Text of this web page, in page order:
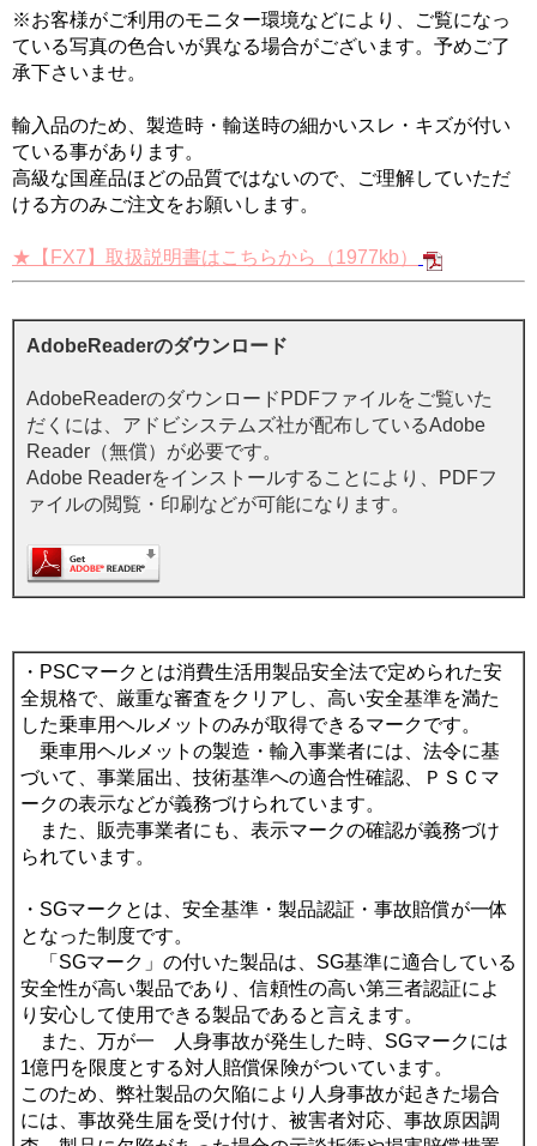
※お客様がご利用のモニター環境などにより、ご覧になっ
ている写真の色合いが異なる場合がございます。予めご了
承下さいませ。
輸入品のため、製造時・輸送時の細かいスレ・キズが付い
ている事があります。
高級な国産品ほどの品質ではないので、ご理解していただ
ける方のみご注文をお願いします。
★【FX7】取扱説明書はこちらから（1977kb）
AdobeReaderのダウンロード
AdobeReaderのダウンロードPDFファイルをご覧いた
だくには、アドビシステムズ社が配布しているAdobe
Reader（無償）が必要です。
Adobe Readerをインストールすることにより、PDFフ
ァイルの閲覧・印刷などが可能になります。
・PSCマークとは消費生活用製品安全法で定められた安
全規格で、厳重な審査をクリアし、高い安全基準を満た
した乗車用ヘルメットのみが取得できるマークです。
乗車用ヘルメットの製造・輸入事業者には、法令に基
づいて、事業届出、技術基準への適合性確認、ＰＳＣマ
ークの表示などが義務づけられています。
また、販売事業者にも、表示マークの確認が義務づけ
られています。
・SGマークとは、安全基準・製品認証・事故賠償が一体
となった制度です。
「SGマーク」の付いた製品は、SG基準に適合している
安全性が高い製品であり、信頼性の高い第三者認証によ
り安心して使用できる製品であると言えます。
また、万が一 人身事故が発生した時、SGマークには
1億円を限度とする対人賠償保険がついています。
このため、弊社製品の欠陥により人身事故が起きた場合
には、事故発生届を受け付け、被害者対応、事故原因調